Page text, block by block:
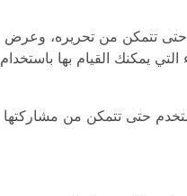
حتى تتمكن من تحريره، وعرض
يمكنك القيام بها باستخدام
حتى تتمكن من مشاركتها